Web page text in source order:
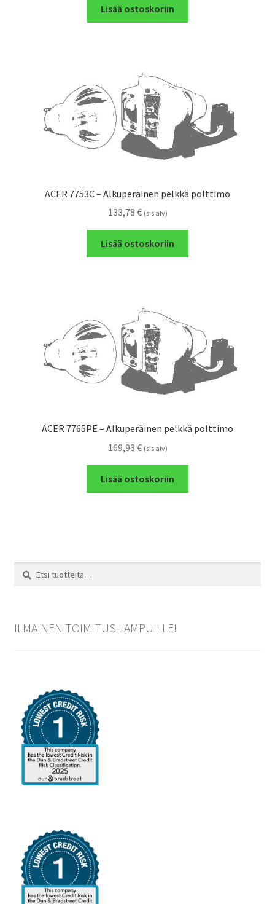
Lisää ostoskoriin
ACER 7753C – Alkuperäinen pelkkä polttimo
133,78 € (sis alv)
Lisää ostoskoriin
ACER 7765PE – Alkuperäinen pelkkä polttimo
169,93 € (sis alv)
Lisää ostoskoriin
Etsi:
Haku
ILMAINEN TOIMITUS LAMPUILLE!